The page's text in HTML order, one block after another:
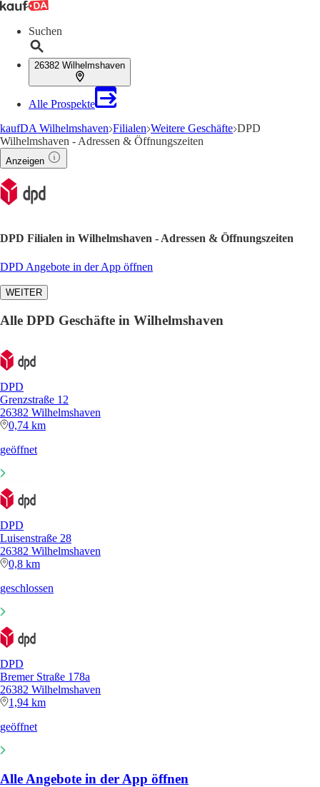
Suchen
26382 Wilhelmshaven
Alle Prospekte
kaufDA Wilhelmshaven Filialen Weitere Geschäfte DPD
Wilhelmshaven - Adressen & Öffnungszeiten
Anzeigen
DPD Filialen in Wilhelmshaven - Adressen & Öffnungszeiten
DPD Angebote in der App öffnen
WEITER
Alle DPD Geschäfte in Wilhelmshaven
DPD
Grenzstraße 12
26382 Wilhelmshaven
0,74 km
geöffnet
DPD
Luisenstraße 28
26382 Wilhelmshaven
0,8 km
geschlossen
DPD
Bremer Straße 178a
26382 Wilhelmshaven
1,94 km
geöffnet
Alle Angebote in der App öffnen